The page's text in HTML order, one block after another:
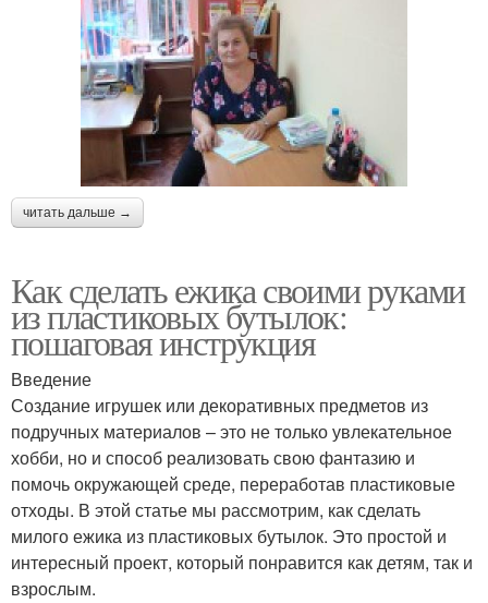
читать дальше →
Как сделать ежика своими руками
из пластиковых бутылок:
пошаговая инструкция
Введение
Создание игрушек или декоративных предметов из
подручных материалов – это не только увлекательное
хобби, но и способ реализовать свою фантазию и
помочь окружающей среде, переработав пластиковые
отходы. В этой статье мы рассмотрим, как сделать
милого ежика из пластиковых бутылок. Это простой и
интересный проект, который понравится как детям, так и
взрослым.